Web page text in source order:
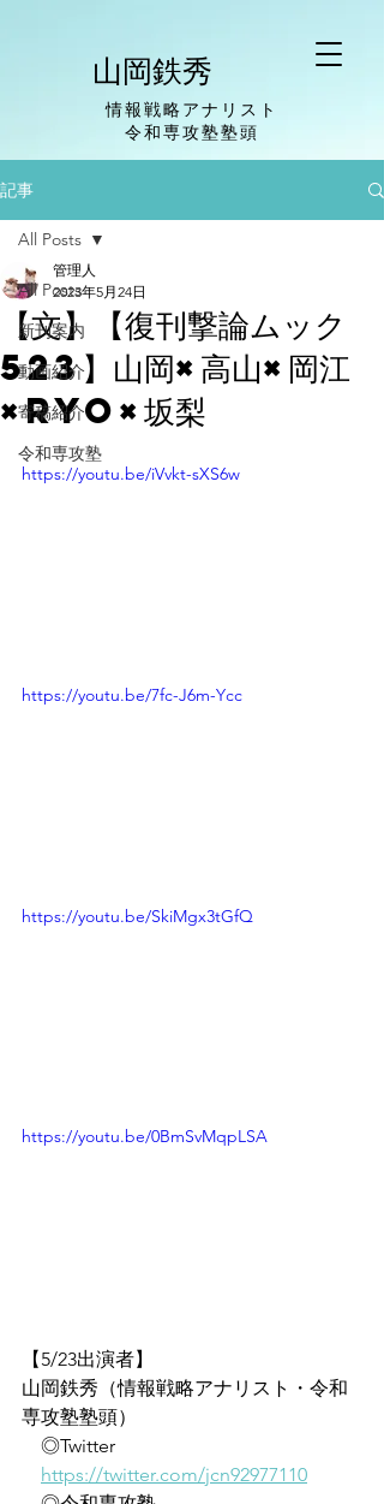
山岡鉄秀
情報戦略アナリスト
​令和専攻塾塾頭
記事
All Posts
新刊案内
動画紹介
寄稿紹介
令和専攻塾
All Posts
【文】【復刊撃論ムック
523】山岡×高山×岡江
×Ryo×坂梨
管理人
2023年5月24日
https://youtu.be/iVvkt-sXS6w
https://youtu.be/7fc-J6m-Ycc
https://youtu.be/SkiMgx3tGfQ
https://youtu.be/0BmSvMqpLSA
【5/23出演者】
山岡鉄秀（情報戦略アナリスト・令和
専攻塾塾頭）
◎Twitter
https://twitter.com/jcn92977110